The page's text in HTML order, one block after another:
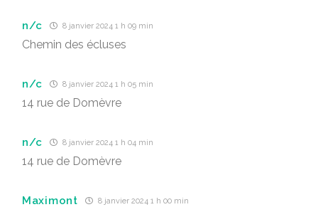
n/c 8 janvier 2024 1 h 09 min
Chemin des écluses
n/c 8 janvier 2024 1 h 05 min
14 rue de Domèvre
n/c 8 janvier 2024 1 h 04 min
14 rue de Domèvre
Maximont 8 janvier 2024 1 h 00 min